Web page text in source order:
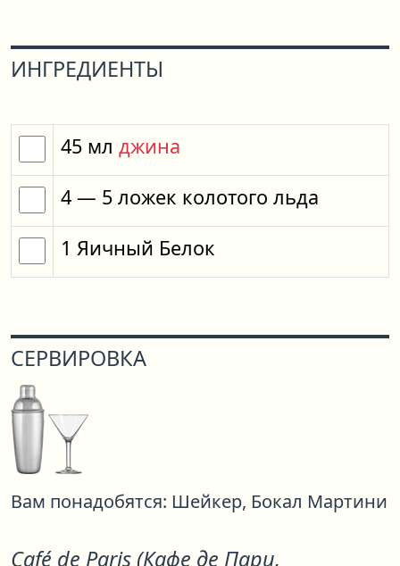
ИНГРЕДИЕНТЫ
45 мл джина
4 — 5 ложек колотого льда
1 Яичный Белок
СЕРВИРОВКА
Вам понадобятся: Шейкер, Бокал Мартини
Café de Paris (Кафе де Пари,